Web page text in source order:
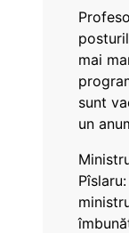
mai
sunt
un